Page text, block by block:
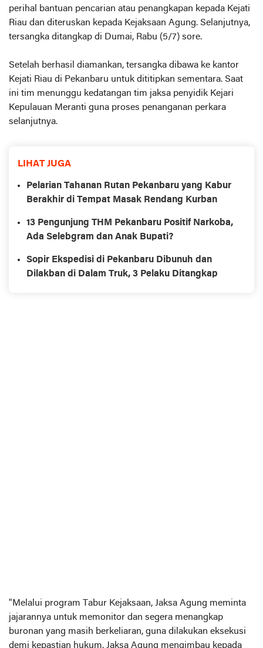
perihal bantuan pencarian atau penangkapan kepada Kejati
Riau dan diteruskan kepada Kejaksaan Agung. Selanjutnya,
tersangka ditangkap di Dumai, Rabu (5/7) sore.
Setelah berhasil diamankan, tersangka dibawa ke kantor
Kejati Riau di Pekanbaru untuk dititipkan sementara. Saat
ini tim menunggu kedatangan tim jaksa penyidik Kejari
Kepulauan Meranti guna proses penanganan perkara
selanjutnya.
LIHAT JUGA
Pelarian Tahanan Rutan Pekanbaru yang Kabur
Berakhir di Tempat Masak Rendang Kurban
13 Pengunjung THM Pekanbaru Positif Narkoba,
Ada Selebgram dan Anak Bupati?
Sopir Ekspedisi di Pekanbaru Dibunuh dan
Dilakban di Dalam Truk, 3 Pelaku Ditangkap
"Melalui program Tabur Kejaksaan, Jaksa Agung meminta
jajarannya untuk memonitor dan segera menangkap
buronan yang masih berkeliaran, guna dilakukan eksekusi
demi kepastian hukum. Jaksa Agung mengimbau kepada